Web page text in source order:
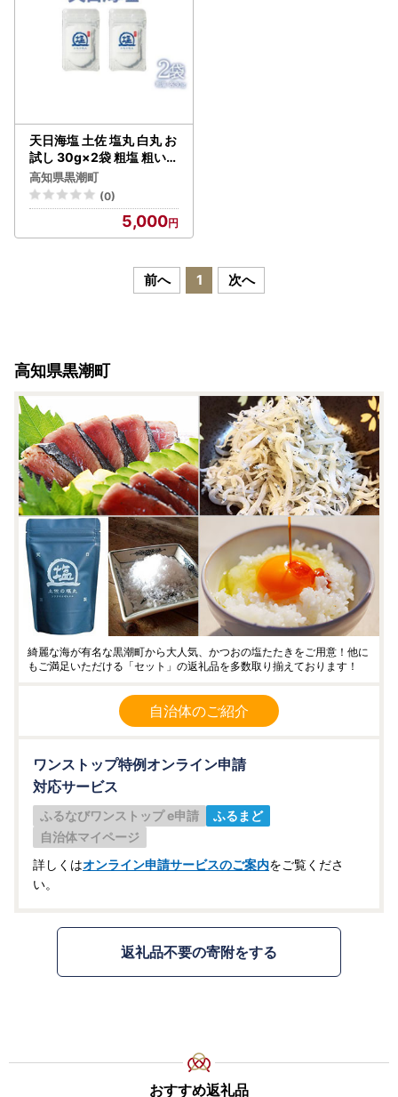
天日海塩 土佐 塩丸 白丸 お
試し 30g×2袋 粗塩 粗い粒
天日塩 自然塩 海水塩 調味
料 塩 小分けセット 白丸塩
振り塩 仕上げ塩 下味塩 料
理用 塩 丸塩 粗粒 塩2袋 土
佐の塩丸 高知 黒潮町 手作
塩セット 塩 詰め合わせ し
高知県黒潮町
(0)
5,000
前へ 1 次へ
高知県黒潮町
綺麗な海が有名な黒潮町から大人気、かつおの塩たたきをご用意！他に
もご満足いただける「セット」の返礼品を多数取り揃えております！
自治体のご紹介
ワンストップ特例オンライン申請
対応サービス
ふるなびワンストップ e申請
ふるまど
自治体マイページ
詳しくはオンライン申請サービスのご案内をご覧くださ
い。
返礼品不要の寄附をする
おすすめ返礼品